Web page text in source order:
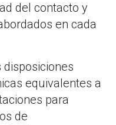
del contacto y
en cada
equivalentes a
para
de